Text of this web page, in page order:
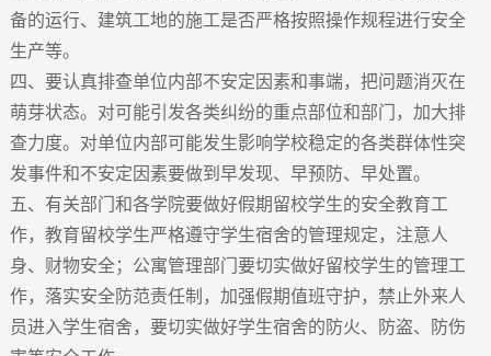
备的运行、建筑工地的施工是否严格按照操作规程进行安全
生产等。
四、要认真排查单位内部不安定因素和事端，把问题消灭在
萌芽状态。对可能引发各类纠纷的重点部位和部门，加大排
查力度。对单位内部可能发生影响学校稳定的各类群体性突
发事件和不安定因素要做到早发现、早预防、早处置。
五、有关部门和各学院要做好假期留校学生的安全教育工
作，教育留校学生严格遵守学生宿舍的管理规定，注意人
身、财物安全；公寓管理部门要切实做好留校学生的管理工
作，落实安全防范责任制，加强假期值班守护，禁止外来人
员进入学生宿舍，要切实做好学生宿舍的防火、防盗、防伤